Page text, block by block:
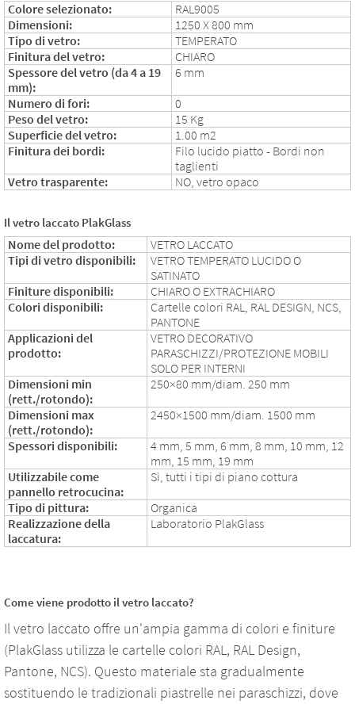
Colore selezionato:
RAL9005
Dimensioni:
1250 X 800 mm
Tipo di vetro:
TEMPERATO
Finitura del vetro:
CHIARO
Spessore del vetro (da 4 a 19
mm):
6 mm
Numero di fori:
0
Peso del vetro:
15 Kg
Superficie del vetro:
1.00 m2
Finitura dei bordi:
Filo lucido piatto - Bordi non
taglienti
Vetro trasparente:
NO, vetro opaco
Il vetro laccato PlakGlass
Nome del prodotto:
VETRO LACCATO
Tipi di vetro disponibili:
VETRO TEMPERATO LUCIDO O
SATINATO
Finiture disponibili:
CHIARO O EXTRACHIARO
Colori disponibili:
Cartelle colori RAL, RAL DESIGN, NCS,
PANTONE
Applicazioni del
prodotto:
VETRO DECORATIVO
PARASCHIZZI/PROTEZIONE MOBILI
SOLO PER INTERNI
Dimensioni min
(rett./rotondo):
250×80 mm/diam. 250 mm
Dimensioni max
(rett./rotondo):
2450×1500 mm/diam. 1500 mm
Spessori disponibili:
4 mm, 5 mm, 6 mm, 8 mm, 10 mm, 12
mm, 15 mm, 19 mm
Utilizzabile come
pannello retrocucina:
Sì, tutti i tipi di piano cottura
Tipo di pittura:
Organica
Realizzazione della
laccatura:
Laboratorio PlakGlass
Come viene prodotto il vetro laccato?
Il vetro laccato offre un'ampia gamma di colori e finiture
(PlakGlass utilizza le cartelle colori RAL, RAL Design,
Pantone, NCS). Questo materiale sta gradualmente
sostituendo le tradizionali piastrelle nei paraschizzi, dove